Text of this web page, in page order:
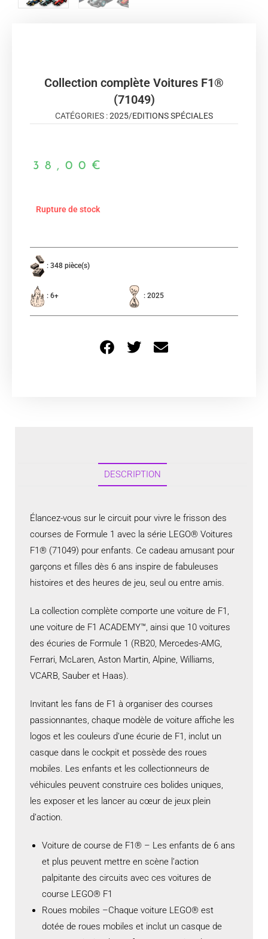
Collection complète Voitures F1®
(71049)
CATÉGORIES :2025/EDITIONS SPÉCIALES
38,00 €
Rupture de stock
: 348 pièce(s)
: 6+ : 2025
DESCRIPTION
Élancez-vous sur le circuit pour vivre le frisson des
courses de Formule 1 avec la série LEGO® Voitures
F1® (71049) pour enfants. Ce cadeau amusant pour
garçons et filles dès 6 ans inspire de fabuleuses
histoires et des heures de jeu, seul ou entre amis.
La collection complète comporte une voiture de F1,
une voiture de F1 ACADEMY™, ainsi que 10 voitures
des écuries de Formule 1 (RB20, Mercedes-AMG,
Ferrari, McLaren, Aston Martin, Alpine, Williams,
VCARB, Sauber et Haas).
Invitant les fans de F1 à organiser des courses
passionnantes, chaque modèle de voiture affiche les
logos et les couleurs d’une écurie de F1, inclut un
casque dans le cockpit et possède des roues
mobiles. Les enfants et les collectionneurs de
véhicules peuvent construire ces bolides uniques,
les exposer et les lancer au cœur de jeux plein
d’action.
Voiture de course de F1® – Les enfants de 6 ans
et plus peuvent mettre en scène l’action
palpitante des circuits avec ces voitures de
course LEGO® F1
Roues mobiles –Chaque voiture LEGO® est
dotée de roues mobiles et inclut un casque de